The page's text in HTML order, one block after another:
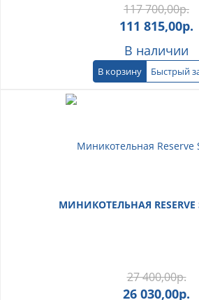
117 700,00р.
111 815,00р.
В наличии
В корзину Быстрый
МИНИКОТЕЛЬНАЯ RESERVE
27 400,00р.
26 030,00р.